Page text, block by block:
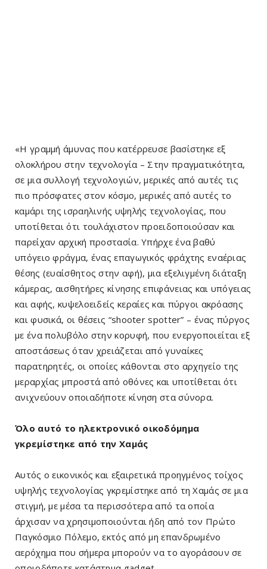
«Η γραμμή άμυνας που κατέρρευσε βασίστηκε εξ
ολοκλήρου στην τεχνολογία – Στην πραγματικότητα,
σε μια συλλογή τεχνολογιών, μερικές από αυτές τις
πιο πρόσφατες στον κόσμο, μερικές από αυτές το
καμάρι της ισραηλινής υψηλής τεχνολογίας, που
υποτίθεται ότι τουλάχιστον προειδοποιούσαν και
παρείχαν αρχική προστασία. Υπήρχε ένα βαθύ
υπόγειο φράγμα, ένας επαγωγικός φράχτης εναέριας
θέσης (ευαίσθητος στην αφή), μια εξελιγμένη διάταξη
κάμερας, αισθητήρες κίνησης επιφάνειας και υπόγειας
και αφής, κυψελοειδείς κεραίες και πύργοι ακρόασης
και φυσικά, οι θέσεις “shooter spotter” – ένας πύργος
με ένα πολυβόλο στην κορυφή, που ενεργοποιείται εξ
αποστάσεως όταν χρειάζεται από γυναίκες
παρατηρητές, οι οποίες κάθονται στο αρχηγείο της
μεραρχίας μπροστά από οθόνες και υποτίθεται ότι
ανιχνεύουν οποιαδήποτε κίνηση στα σύνορα.
Όλο αυτό το ηλεκτρονικό οικοδόμημα
γκρεμίστηκε από την Χαμάς
Αυτός ο εικονικός και εξαιρετικά προηγμένος τοίχος
υψηλής τεχνολογίας γκρεμίστηκε από τη Χαμάς σε μια
στιγμή, με μέσα τα περισσότερα από τα οποία
άρχισαν να χρησιμοποιούνται ήδη από τον Πρώτο
Παγκόσμιο Πόλεμο, εκτός από μη επανδρωμένο
αερόχημα που σήμερα μπορούν να το αγοράσουν σε